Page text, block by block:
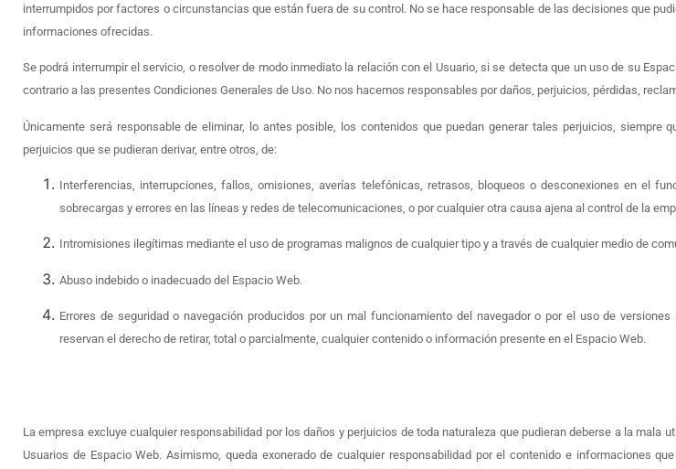
interrumpidos por factores o circunstancias que están fuera de su control. No se hace responsable de las decisiones que
informaciones ofrecidas.
Se podrá interrumpir el servicio, o resolver de modo inmediato la relación con el Usuario, si se detecta que un uso de su
contrario a las presentes Condiciones Generales de Uso. No nos hacemos responsables por daños, perjuicios, pérdidas,
Únicamente será responsable de eliminar, lo antes posible, los contenidos que puedan generar tales perjuicios, siempre
perjuicios que se pudieran derivar, entre otros, de:
Interferencias, interrupciones, fallos, omisiones, averías telefónicas, retrasos, bloqueos o desconexiones en el
sobrecargas y errores en las líneas y redes de telecomunicaciones, o por cualquier otra causa ajena al control de la
Intromisiones ilegítimas mediante el uso de programas malignos de cualquier tipo y a través de cualquier medio de
Abuso indebido o inadecuado del Espacio Web.
Errores de seguridad o navegación producidos por un mal funcionamiento del navegador o por el uso de
reservan el derecho de retirar, total o parcialmente, cualquier contenido o información presente en el Espacio Web.
La empresa excluye cualquier responsabilidad por los daños y perjuicios de toda naturaleza que pudieran deberse a la mala
Usuarios de Espacio Web. Asimismo, queda exonerado de cualquier responsabilidad por el contenido e informaciones